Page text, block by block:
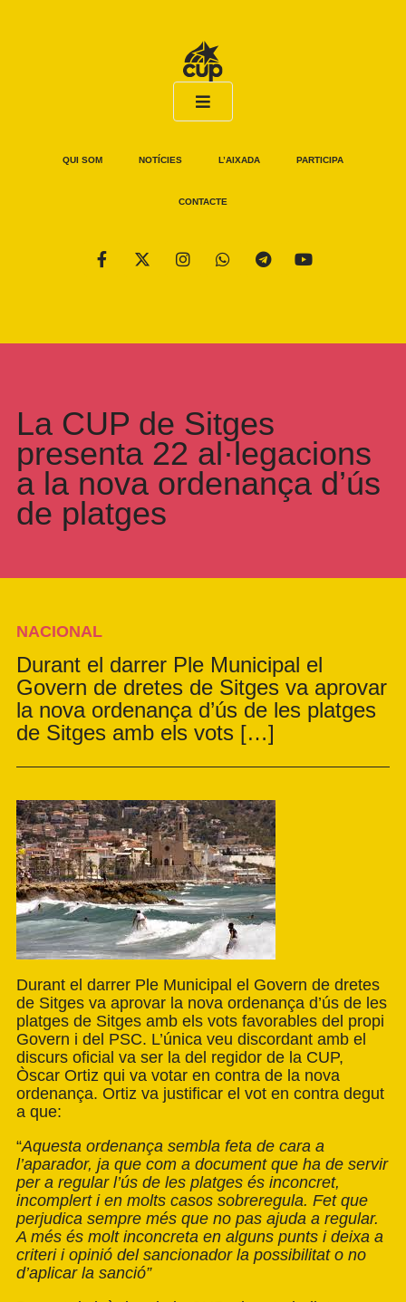
QUI SOM NOTÍCIES L’AIXADA PARTICIPA
CONTACTE
La CUP de Sitges
presenta 22 al·legacions
a la nova ordenança d’ús
de platges
NACIONAL
Durant el darrer Ple Municipal el
Govern de dretes de Sitges va aprovar
la nova ordenança d’ús de les platges
de Sitges amb els vots […]
Durant el darrer Ple Municipal el Govern de dretes
de Sitges va aprovar la nova ordenança d’ús de les
platges de Sitges amb els vots favorables del propi
Govern i del PSC. L’única veu discordant amb el
discurs oficial va ser la del regidor de la CUP,
Òscar Ortiz qui va votar en contra de la nova
ordenança. Ortiz va justificar el vot en contra degut
a que:
“Aquesta ordenança sembla feta de cara a
l’aparador, ja que com a document que ha de servir
per a regular l’ús de les platges és inconcret,
incomplert i en molts casos sobreregula. Fet que
perjudica sempre més que no pas ajuda a regular.
A més és molt inconcreta en alguns punts i deixa a
criteri i opinió del sancionador la possibilitat o no
d’aplicar la sanció”